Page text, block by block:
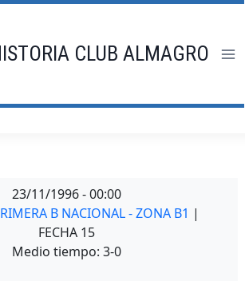
CLUB ALMAGRO
23/11/1996 - 00:00
B NACIONAL - ZONA B1 |
FECHA 15
Medio tiempo: 3-0